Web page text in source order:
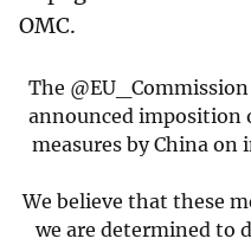
OMC.
The @EU_Commission
announced imposition
measures by China on
We believe that these
we are determined to